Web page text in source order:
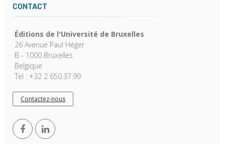
CONTACT
Éditions de l'Université de Bruxelles
26 Avenue Paul Héger
B - 1000 Bruxelles
Belgique
Tel : +32 2 650.37.99
Contactez-nous